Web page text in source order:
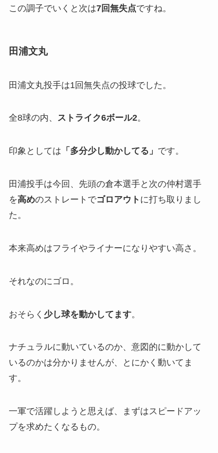
この調子でいくと次は7回無失点ですね。
田浦文丸
田浦文丸投手は1回無失点の投球でした。
全8球の内、 ストライク6ボール2。
印象としては 「 多分少し動かしてる」 です。
田浦投手は今回、先頭の倉本選手と次の仲村選手
を高めのストレートでゴロアウト に打ち取りまし
た。
本来高めはフライやライナーになりやすい高さ。
それなのにゴロ。
おそらく 少し球を動かしてます。
ナチュラルに動いているのか、意図的に動かして
いるのかは分かりませんが、とにかく動いてま
す。
一軍で活躍しようと思えば、まずはスピードアッ
プを求めたくなるもの。